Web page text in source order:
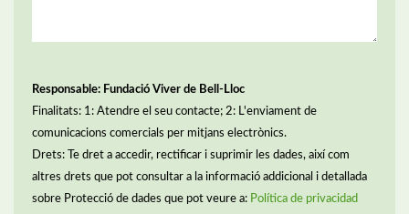
Responsable: Fundació Viver de Bell-Lloc
Finalitats: 1: Atendre el seu contacte; 2: L'enviament de
comunicacions comercials per mitjans electrònics.
Drets: Te dret a accedir, rectificar i suprimir les dades, així com
altres drets que pot consultar a la informació addicional i detallada
sobre Protecció de dades que pot veure a: Política de privacidad